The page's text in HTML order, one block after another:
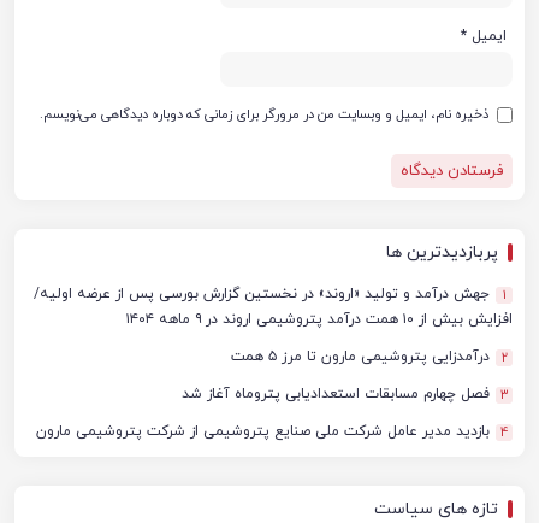
ایمیل *
ذخیره نام، ایمیل و وبسایت من در مرورگر برای زمانی که دوباره دیدگاهی می‌نویسم.
پربازدیدترین ها
1
جهش درآمد و تولید «اروند» در نخستین گزارش بورسی پس از عرضه اولیه/
افزایش بیش از ۱۰ همت درآمد پتروشیمی اروند در ۹ ماهه ۱۴۰۴
2 درآمدزایی پتروشیمی مارون تا مرز ۵ همت
3 فصل چهارم مسابقات استعدادیابی پتروماه آغاز شد
4 بازدید مدیر عامل شرکت ملی صنایع پتروشیمی از شرکت پتروشیمی مارون
تازه های سیاست